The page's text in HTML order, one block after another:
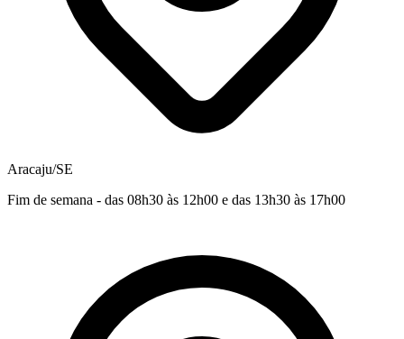
Aracaju/SE
Fim de semana - das 08h30 às 12h00 e das 13h30 às 17h00